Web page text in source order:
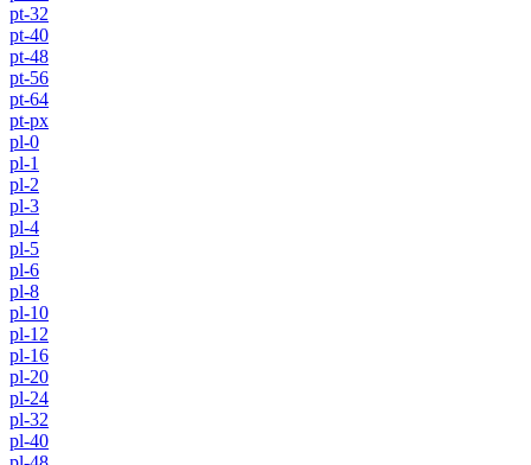
pt-32
pt-40
pt-48
pt-56
pt-64
pt-px
pl-0
pl-1
pl-2
pl-3
pl-4
pl-5
pl-6
pl-8
pl-10
pl-12
pl-16
pl-20
pl-24
pl-32
pl-40